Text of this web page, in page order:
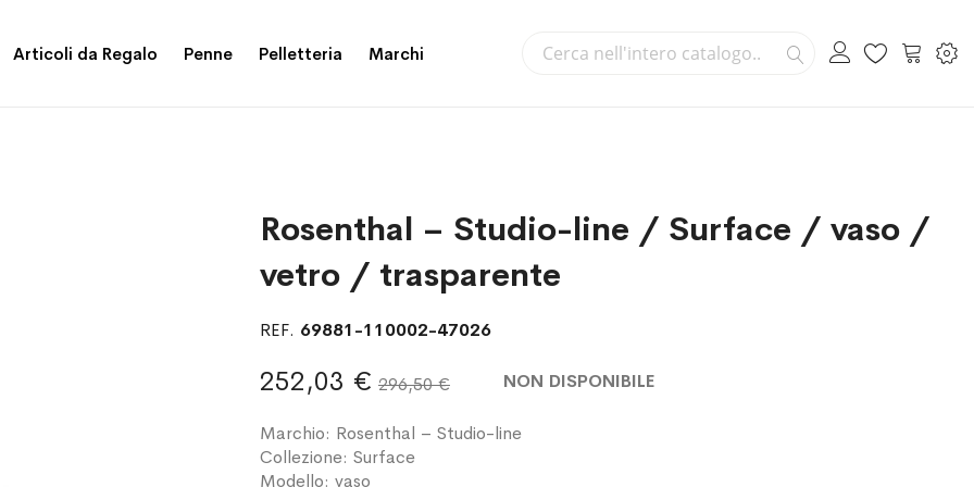
Articoli da Regalo Penne Pelletteria Marchi Cerca
Carrello
Rosenthal – Studio-line / Surface / vaso /
vetro / trasparente
REF. 69881-110002-47026
252,03 € 296,50 € NON DISPONIBILE
Marchio: Rosenthal – Studio-line
Collezione: Surface
Modello: vaso